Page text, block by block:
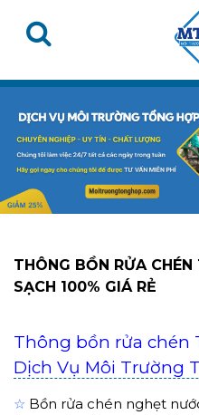
THÔNG BỒN RỬA
SẠCH 100% GIÁ RẺ
Thông bồn rửa chén
Dịch Vụ Môi Trường
☆ Bồn rửa chén nghẹt